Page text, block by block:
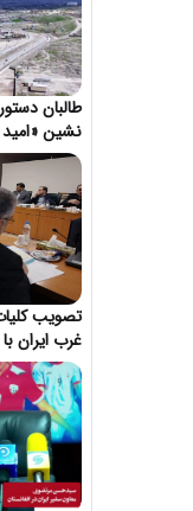
طالبان
نشین «امید
کرد}
تصویب
غرب ایران
- مزارشریف